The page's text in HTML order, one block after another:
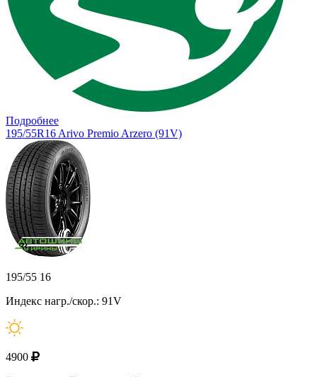
Подробнее
195/55R16 Arivo Premio Arzero (91V)
195/55 16
Индекс нагр./скор.: 91V
4900